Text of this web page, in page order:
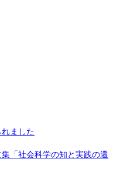
ました
「社会科学の知と実践の還